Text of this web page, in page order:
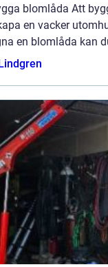
blomlåda Att
en vacker
en blomlåda kan